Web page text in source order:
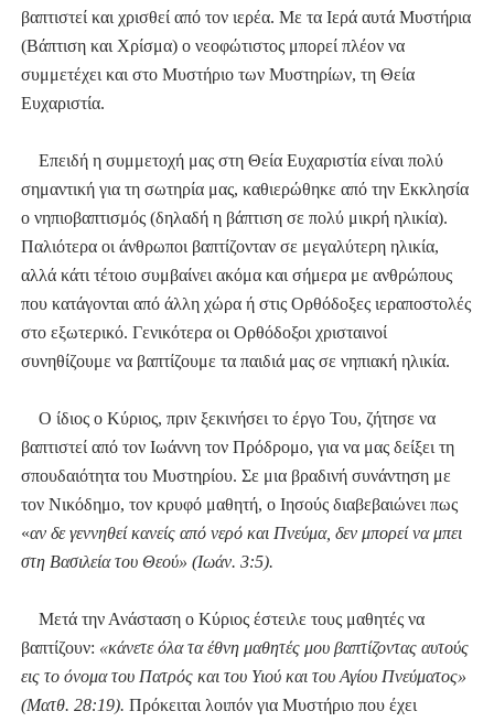
βαπτιστεί και χρισθεί από τον ιερέα. Με τα Ιερά αυτά Μυστήρια
(Βάπτιση και Χρίσμα) ο νεοφώτιστος μπορεί πλέον να
συμμετέχει και στο Μυστήριο των Μυστηρίων, τη Θεία
Ευχαριστία.
Επειδή η συμμετοχή μας στη Θεία Ευχαριστία είναι πολύ
σημαντική για τη σωτηρία μας, καθιερώθηκε από την Εκκλησία
ο νηπιοβαπτισμός (δηλαδή η βάπτιση σε πολύ μικρή ηλικία).
Παλιότερα οι άνθρωποι βαπτίζονταν σε μεγαλύτερη ηλικία,
αλλά κάτι τέτοιο συμβαίνει ακόμα και σήμερα με ανθρώπους
που κατάγονται από άλλη χώρα ή στις Ορθόδοξες ιεραποστολές
στο εξωτερικό. Γενικότερα οι Ορθόδοξοι χρισταινοί
συνηθίζουμε να βαπτίζουμε τα παιδιά μας σε νηπιακή ηλικία.
Ο ίδιος ο Κύριος, πριν ξεκινήσει το έργο Του, ζήτησε να
βαπτιστεί από τον Ιωάννη τον Πρόδρομο, για να μας δείξει τη
σπουδαιότητα του Μυστηρίου. Σε μια βραδινή συνάντηση με
τον Νικόδημο, τον κρυφό μαθητή, ο Ιησούς διαβεβαιώνει πως
«αν δε γεννηθεί κανείς από νερό και Πνεύμα, δεν μπορεί να μπει
στη Βασιλεία του Θεού» (Ιωάν. 3:5).
Μετά την Ανάσταση ο Κύριος έστειλε τους μαθητές να
βαπτίζουν: «κάνετε όλα τα έθνη μαθητές μου βαπτίζοντας αυτούς
εις το όνομα του Πατρός και του Υιού και του Αγίου Πνεύματος»
(Ματθ. 28:19). Πρόκειται λοιπόν για Μυστήριο που έχει